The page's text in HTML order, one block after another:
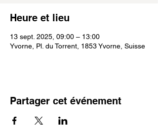
Heure et lieu
13 sept. 2025, 09:00 – 13:00
Yvorne, Pl. du Torrent, 1853 Yvorne, Suisse
Partager cet événement